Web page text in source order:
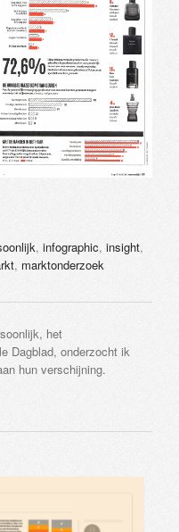
, infographic, insight,
, marktonderzoek
het
Dagblad, onderzocht ik
hun verschijning.